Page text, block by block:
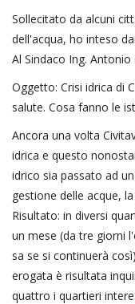
Sollecitato da alcuni
dell'acqua, ho inteso
Al Sindaco Ing. Antonio
Oggetto: Crisi idrica di
salute. Cosa fanno le
Ancora una volta
idrica e questo
idrico sia passato ad
gestione delle acque,
Risultato: in diversi
un mese (da tre giorni
sa se si continuerà
erogata è risultata
quattro i quartieri